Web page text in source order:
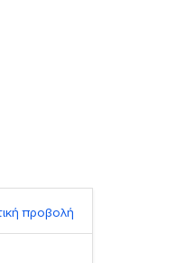
προβολή